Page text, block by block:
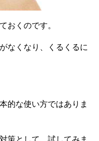
おくのです。
なくなり、くるくるに
的な使い方ではありま
策として、試してみま